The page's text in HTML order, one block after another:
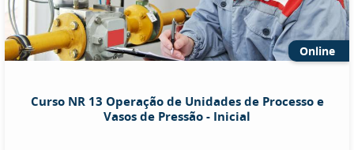
Online
Curso NR 13 Operação de Unidades de Processo e
Vasos de Pressão - Inicial